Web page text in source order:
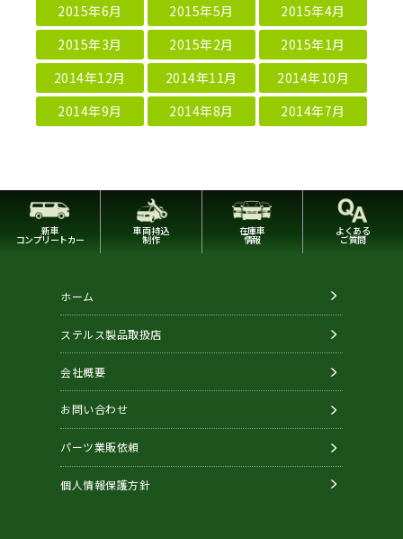
2015年6月
2015年5月
2015年4月
2015年3月
2015年2月
2015年1月
2014年12月
2014年11月
2014年10月
2014年9月
2014年8月 2014年7月
新車
コンプリートカー
車両持込
制作
在庫車
情報
よくある
ご質問
ホーム
ステルス製品取扱店
会社概要
お問い合わせ
パーツ業販依頼
個人情報保護方針